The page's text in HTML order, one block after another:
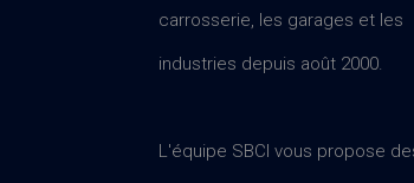
carrosserie, les garages et les
industries depuis août 2000.
L'équipe SBCI vous propose